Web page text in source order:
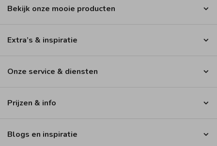
Bekijk onze mooie producten
Extra’s & inspiratie
Onze service & diensten
Prijzen & info
Blogs en inspiratie